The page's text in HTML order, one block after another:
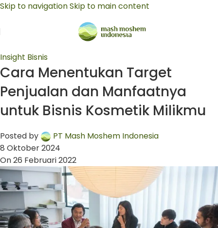
Skip to navigationSkip to main content
Insight Bisnis
Cara Menentukan Target
Penjualan dan Manfaatnya
untuk Bisnis Kosmetik Milikmu
Posted by
PT Mash Moshem Indonesia
8 Oktober 2024
On 26 Februari 2022